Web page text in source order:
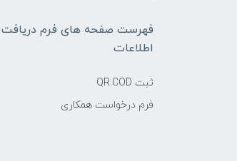
فهرست صفحه های فرم دریافت
اطلاعات
ثبت QR.COD
فرم درخواست همکاری